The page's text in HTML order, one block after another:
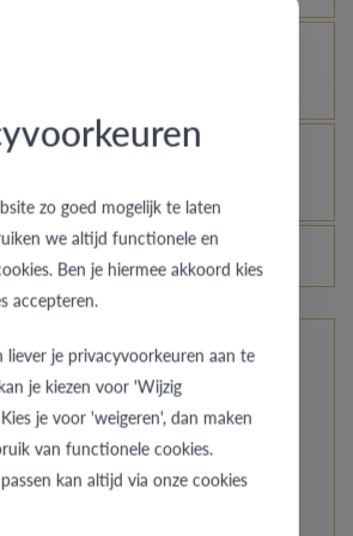
of palladium ring nog meer
dat het gerhodineerd wit goud
prijzen van de ringen dagelijks?
van Pre Wedding
collectie kies je uit aparte stijlen, van
oosters getint. Ga je voor klasse met
Net zoals jullie liefde is elk model
zo goed mogelijk te laten
we altijd functionele en
Ben je hiermee akkoord kies
accepteren.
liever je privacyvoorkeuren aan te
je kiezen voor 'Wijzig
je voor 'weigeren', dan maken
van functionele cookies.
kan altijd via onze cookies